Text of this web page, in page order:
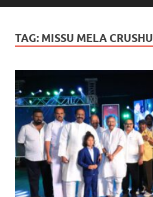
TAG: MISSU MELA CRUSHU